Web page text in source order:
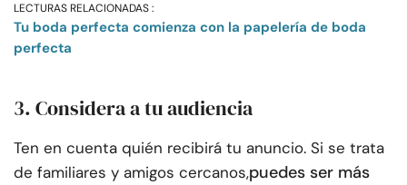
LECTURAS RELACIONADAS :
Tu boda perfecta comienza con la papelería de boda
perfecta
3. Considera a tu audiencia
Ten en cuenta quién recibirá tu anuncio. Si se trata
de familiares y amigos cercanos,puedes ser más